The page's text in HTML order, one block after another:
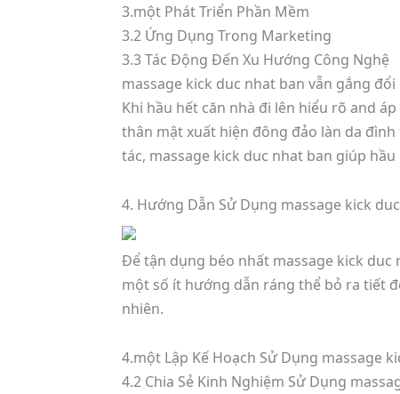
3.một Phát Triển Phần Mềm
3.2 Ứng Dụng Trong Marketing
3.3 Tác Động Đến Xu Hướng Công Nghệ
massage kick duc nhat ban vẫn gắng
Khi hầu hết căn nhà đi lên hiểu rõ and
thân mật xuất hiện đông đảo làn da
tác, massage kick duc nhat ban giúp
4. Hướng Dẫn Sử Dụng massage kick
Để tận dụng béo nhất massage kick
một số ít hướng dẫn ráng thể bỏ ra tiết
nhiên.
4.một Lập Kế Hoạch Sử Dụng massage
4.2 Chia Sẻ Kinh Nghiệm Sử Dụng